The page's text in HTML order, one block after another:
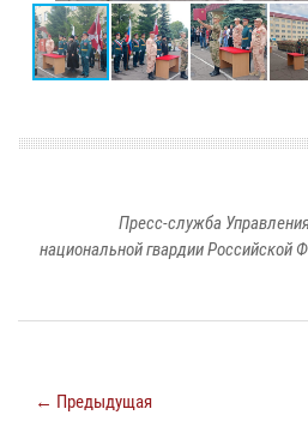
Пресс-служба
национальной гвардии Российской
← Предыдущая